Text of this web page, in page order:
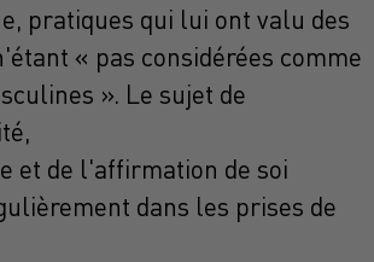
pratiques qui lui ont valu des
« pas considérées comme
». Le sujet de
et de l'affirmation de soi
dans les prises de